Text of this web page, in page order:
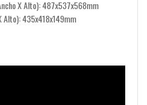
X Alto): 487x537x568mm
Alto): 435x418x149mm